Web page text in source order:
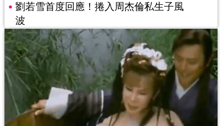
劉若雪首度回應！捲入周杰倫私生子風
波